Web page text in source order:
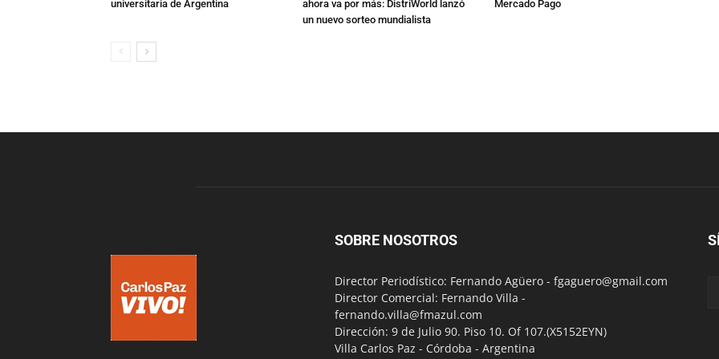
universitaria de Argentina
ahora va por más: DistriWorld lanzó
un nuevo sorteo mundialista
Mercado Pago
SOBRE NOSOTROS
Director Periodístico: Fernando Agüero - fgaguero@gmail.com
Director Comercial: Fernando Villa -
fernando.villa@fmazul.com
Dirección: 9 de Julio 90. Piso 10. Of 107.(X5152EYN)
Villa Carlos Paz - Córdoba - Argentina